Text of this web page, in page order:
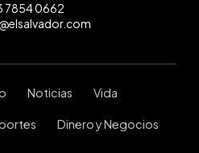
7854 0662
Noticias Vida
Dinero y Negocios